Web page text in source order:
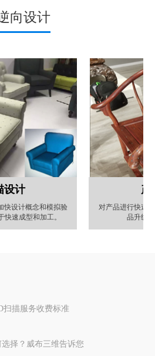
向设计
设计
快设计概念和模拟验
快速成型和加工。
产
对产品进行快速
品升级
扫描服务收费标准
择？威布三维告诉您